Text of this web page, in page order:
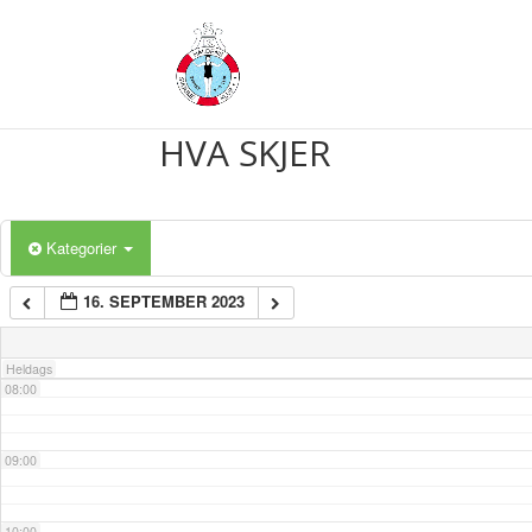
HVA SKJER
Kategorier
16. SEPTEMBER 2023
Heldags
06:00
07:00
08:00
09:00